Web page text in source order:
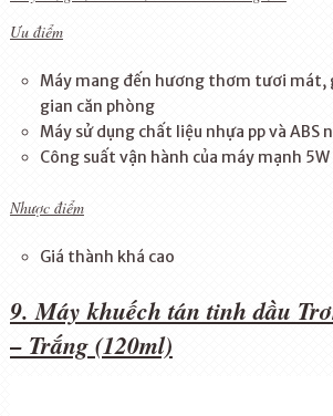
Ưu điểm
Máy mang đến hương thơm tươi mát,
gian căn phòng
Máy sử dụng chất liệu nhựa pp và ABS
Công suất vận hành của máy mạnh 5W
Nhược điểm
Giá thành khá cao
9. Máy khuếch tán tinh dầu
– Trắng (120ml)